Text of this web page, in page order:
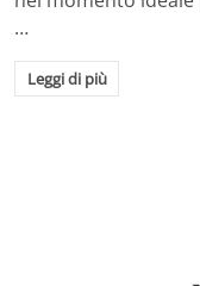
…
Leggi di più